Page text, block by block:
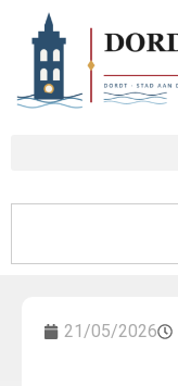
21/05/2026